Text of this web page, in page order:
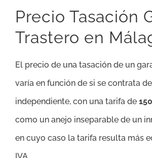
Precio Tasación
Trastero en
El precio de una tasación de un
varía en función de si se contrata
independiente, con una tarifa de
como un anejo inseparable de un
en cuyo caso la tarifa resulta más